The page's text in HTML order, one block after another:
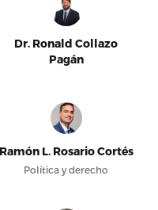
Dr. Ronald Collazo
Pagán
Ramón L. Rosario Cortés
Política y derecho